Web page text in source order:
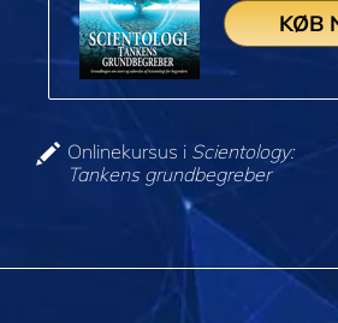
KØB
Onlinekursus i Scientology:
Tankens grundbegreber